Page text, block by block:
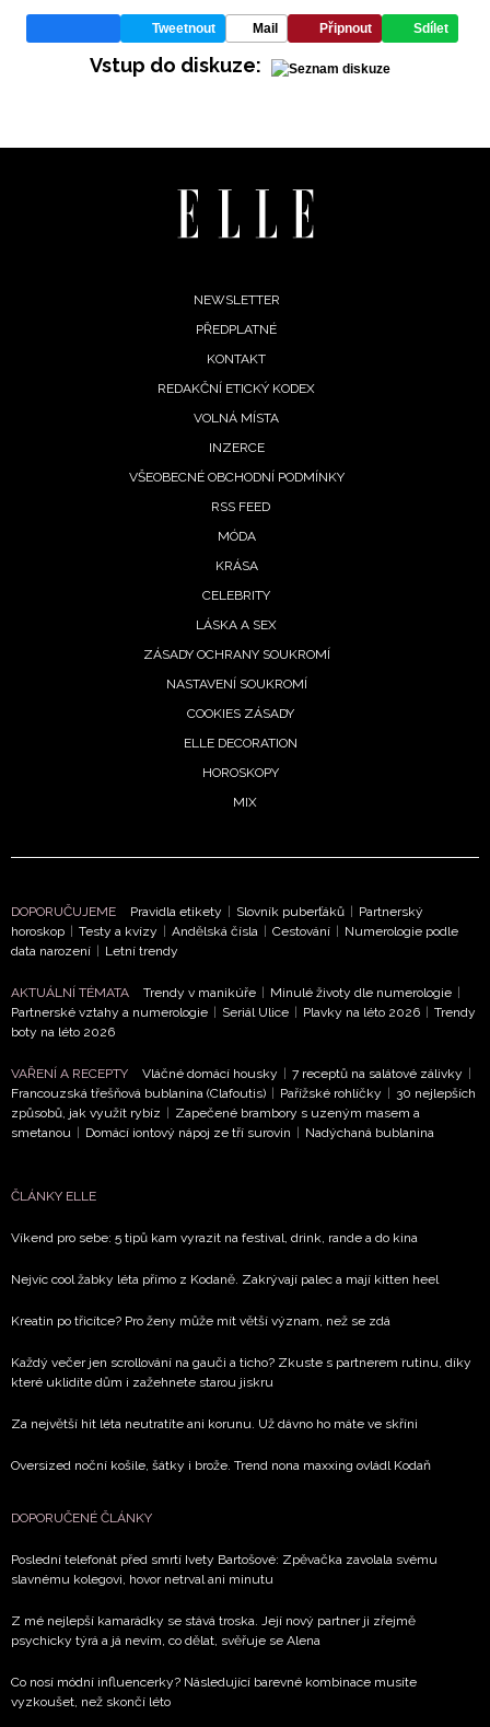
potvrzujete, že jste se seznámili seZásadami
ochrany soukromí- BurdaMedia Extra s.r.o. bude s
Vašimi údaji pracovat zejména k organizaci a
soukromí BurdaMedia Extra s.r.o., zaškrtněte toto pole.
Tweetnout Mail Připnout Sdílet
Vstup do diskuze:
NEWSLETTER
PŘEDPLATNÉ
KONTAKT
REDAKČNÍ ETICKÝ KODEX
VOLNÁ MÍSTA
INZERCE
VŠEOBECNÉ OBCHODNÍ PODMÍNKY
RSS FEED
MÓDA
KRÁSA
CELEBRITY
LÁSKA A SEX
ZÁSADY OCHRANY SOUKROMÍ
NASTAVENÍ SOUKROMÍ
COOKIES ZÁSADY
ELLE DECORATION
HOROSKOPY
MIX
DOPORUČUJEME Pravidla etikety Slovník puberťáků
Partnerský
horoskop
Testy a kvízy Andělská čísla Cestování
Numerologie podle
data narození
Letní trendy
AKTUÁLNÍ TÉMATA Trendy v manikúře Minulé životy dle numerologie
Partnerské vztahy a numerologie
Seriál Ulice Plavky na léto 2026
Trendy
boty na léto 2026
VAŘENÍ A RECEPTY Vláčné domácí housky 7 receptů na salátové zálivky
Francouzská třešňová bublanina (Clafoutis)
Pařížské rohlíčky
30 nejlepších
způsobů, jak využít rybíz
Zapečené brambory s uzeným masem a
smetanou
Domácí iontový nápoj ze tří surovin Nadýchaná bublanina
ČLÁNKY ELLE
Víkend pro sebe: 5 tipů kam vyrazit na festival, drink, rande a do kina
Nejvíc cool žabky léta přímo z Kodaně. Zakrývají palec a mají kitten heel
Kreatin po třicítce? Pro ženy může mít větší význam, než se zdá
Každý večer jen scrollování na gauči a ticho? Zkuste s partnerem rutinu, díky
které uklidíte dům i zažehnete starou jiskru
Za největší hit léta neutratíte ani korunu. Už dávno ho máte ve skříni
Oversized noční košile, šátky i brože. Trend nona maxxing ovládl Kodaň
DOPORUČENÉ ČLÁNKY
Poslední telefonát před smrtí Ivety Bartošové: Zpěvačka zavolala svému
slavnému kolegovi, hovor netrval ani minutu
Z mé nejlepší kamarádky se stává troska. Její nový partner ji zřejmě
psychicky týrá a já nevím, co dělat, svěřuje se Alena
Co nosí módní influencerky? Následující barevné kombinace musíte
vyzkoušet, než skončí léto